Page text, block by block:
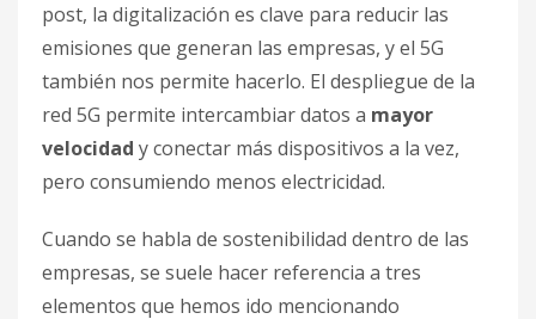
post, la digitalización es clave para reducir las
emisiones que generan las empresas, y el 5G
también nos permite hacerlo. El despliegue de la
red 5G permite intercambiar datos a mayor
velocidad y conectar más dispositivos a la vez,
pero consumiendo menos electricidad.
Cuando se habla de sostenibilidad dentro de las
empresas, se suele hacer referencia a tres
elementos que hemos ido mencionando